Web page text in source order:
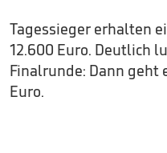
Tagessieger erhalten
12.600 Euro. Deutlich
Finalrunde: Dann geht
Euro.